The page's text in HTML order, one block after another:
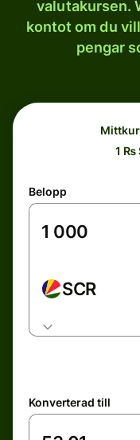
valutakursen.
kontot om du
pengar
1 ₨
Belopp
SCR
Konverterad till